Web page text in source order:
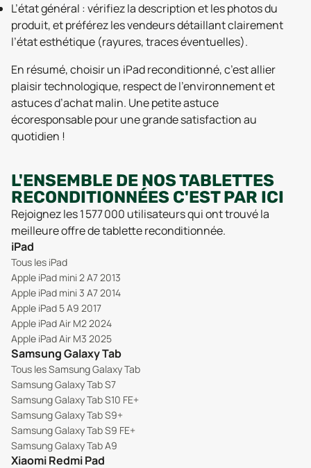
L’état général : vérifiez la description et les photos du
produit, et préférez les vendeurs détaillant clairement
l’état esthétique (rayures, traces éventuelles).
En résumé, choisir un iPad reconditionné, c’est allier
plaisir technologique, respect de l’environnement et
astuces d’achat malin. Une petite astuce
écoresponsable pour une grande satisfaction au
quotidien !
L'ENSEMBLE DE NOS TABLETTES
RECONDITIONNÉES C'EST PAR ICI
Rejoignez les 1 577 000 utilisateurs qui ont trouvé la
meilleure offre de tablette reconditionnée.
iPad
Tous les iPad
Apple iPad mini 2 A7 2013
Apple iPad mini 3 A7 2014
Apple iPad 5 A9 2017
Apple iPad Air M2 2024
Apple iPad Air M3 2025
Samsung Galaxy Tab
Tous les Samsung Galaxy Tab
Samsung Galaxy Tab S7
Samsung Galaxy Tab S10 FE+
Samsung Galaxy Tab S9+
Samsung Galaxy Tab S9 FE+
Samsung Galaxy Tab A9
Xiaomi Redmi Pad